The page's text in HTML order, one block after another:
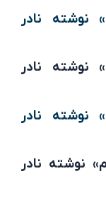
نوشته نادر
نوشته نادر
نوشته نادر
نوشته نادر